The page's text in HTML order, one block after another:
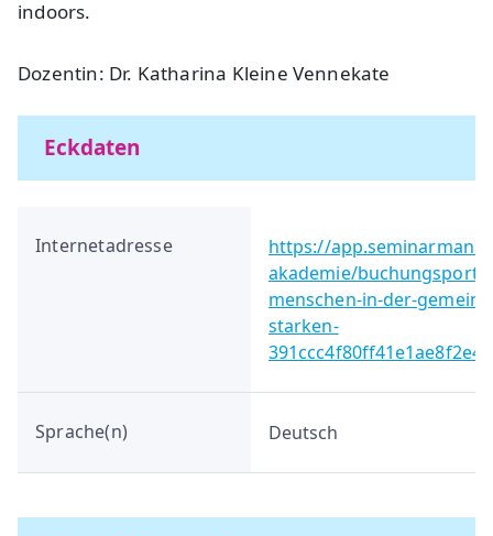
indoors.
Dozentin: Dr. Katharina Kleine Vennekate
Eckdaten
Internetadresse
https://
akademie/
menschen-in-der-
starken-
Sprache(n) Deutsch